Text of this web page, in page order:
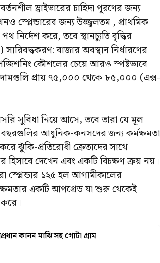
ড্রাইভারের চাহিদা পূরণের জন্য
স্প্লেন্ডারের জন্য উজ্জ্বলতম , প্রাথমিক
নির্দেশ করে, তবে স্থানচ্যুতি বৃদ্ধির
বাজার অবস্থান নির্ধারণের
কৌশলের চেয়ে আরও স্পষ্টভাবে
প্রায় ₹৭৫,০০০ থেকে ₹৮৫,০০০ (এক্স-
সুবিধা নিয়ে আসে, তবে তারা যে মূল
বছরগুলির আধুনিক-কনসদের জন্য কর্মক্ষমতা
ঝুঁকি-প্রতিরোধী ক্রেতাদের সাথে
হিসাবে দেখেন এবং একটি বিচক্ষণ ক্রয় নয়।
স্প্লেন্ডার ১২৫ হল আগামীকালের
ক্ষমতার একটি আপগ্রেড যা শুরু থেকেই
কানন মাঝি সহ গোটা গ্রাম